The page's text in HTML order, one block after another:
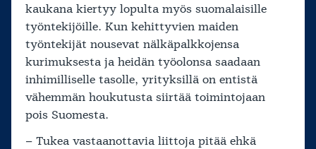
kaukana kiertyy lopulta myös suomalaisille
työntekijöille. Kun kehittyvien maiden
työntekijät nousevat nälkäpalkkojensa
kurimuksesta ja heidän työolonsa saadaan
inhimilliselle tasolle, yrityksillä on entistä
vähemmän houkutusta siirtää toimintojaan
pois Suomesta.
– Tukea vastaanottavia liittoja pitää ehkä